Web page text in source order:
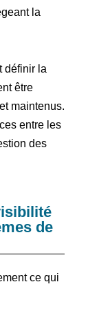
la
définir la
être
maintenus.
entre les
des
de
ce qui